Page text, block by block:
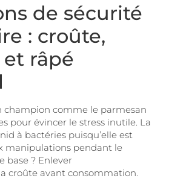
de sécurité
: croûte,
râpé
comme le parmesan
pour évincer le stress inutile. La
à bactéries puisqu’elle est
manipulations pendant le
base ? Enlever
croûte avant consommation.